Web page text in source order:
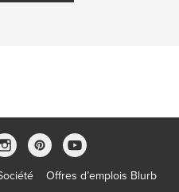
Offres d’emplois Blurb